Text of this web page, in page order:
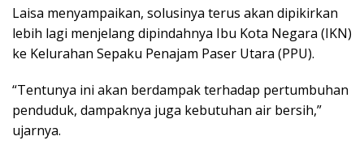
Laisa menyampaikan, solusinya terus akan dipikirkan
lebih lagi menjelang dipindahnya Ibu Kota Negara (IKN)
ke Kelurahan Sepaku Penajam Paser Utara (PPU).
“Tentunya ini akan berdampak terhadap pertumbuhan
penduduk, dampaknya juga kebutuhan air bersih,”
ujarnya.